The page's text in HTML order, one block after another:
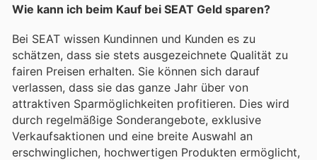
Wie kann ich beim Kauf bei SEAT Geld sparen?
Bei SEAT wissen Kundinnen und Kunden es zu
schätzen, dass sie stets ausgezeichnete Qualität zu
fairen Preisen erhalten. Sie können sich darauf
verlassen, dass sie das ganze Jahr über von
attraktiven Sparmöglichkeiten profitieren. Dies wird
durch regelmäßige Sonderangebote, exklusive
Verkaufsaktionen und eine breite Auswahl an
erschwinglichen, hochwertigen Produkten ermöglicht,